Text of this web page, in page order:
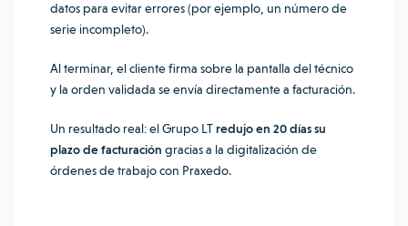
datos para evitar errores (por ejemplo, un número de
serie incompleto).
Al terminar, el cliente firma sobre la pantalla del técnico
y la orden validada se envía directamente a facturación.
Un resultado real: el Grupo LTredujo en 20 días su
plazo de facturación gracias a la digitalización de
órdenes de trabajo con Praxedo.